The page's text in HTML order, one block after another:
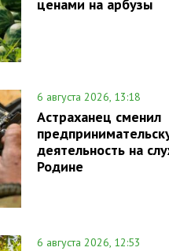
ценами на арбузы
6 августа 2026, 13:18
Астраханец сменил
деятельность на
Родине
6 августа 2026, 12:53